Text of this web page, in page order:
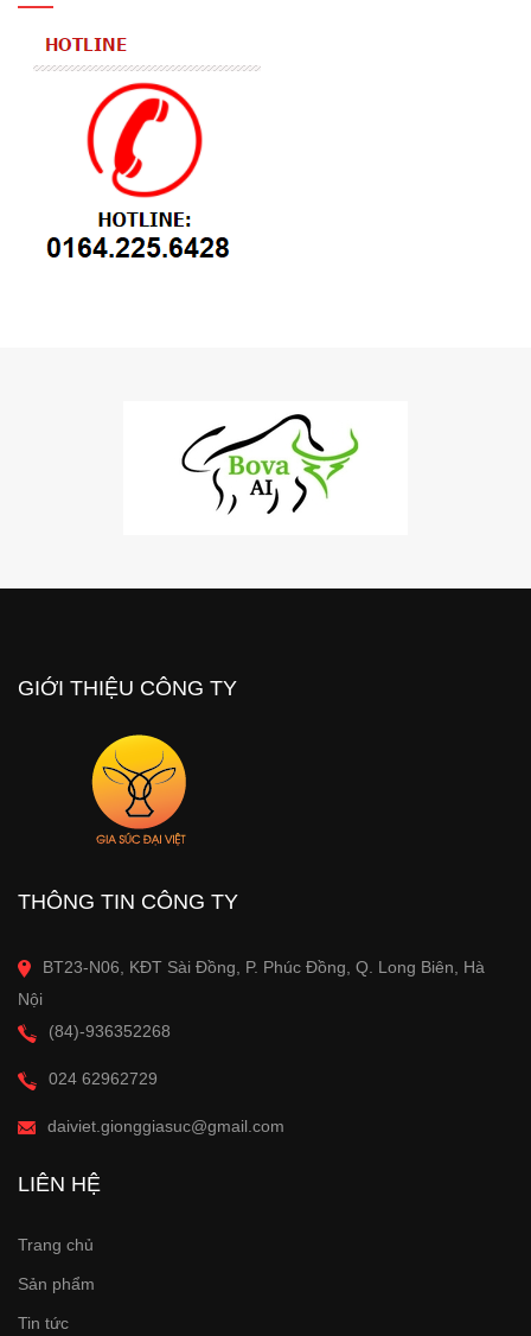
GIỚI THIỆU CÔNG TY
THÔNG TIN CÔNG TY
BT23-N06, KĐT Sài Đồng, P. Phúc Đồng, Q. Long Biên, Hà
Nội
(84)-936352268
024 62962729
daiviet.gionggiasuc@gmail.com
LIÊN HỆ
Trang chủ
Sản phẩm
Tin tức